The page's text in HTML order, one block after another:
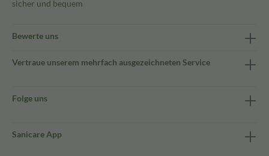
sicher und bequem
Bewerte uns
Vertraue unserem mehrfach ausgezeichneten Service
Folge uns
Sanicare App